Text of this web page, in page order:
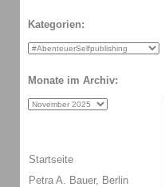
Kategorien:
Monate im Archiv:
Startseite
Petra A. Bauer, Berlin